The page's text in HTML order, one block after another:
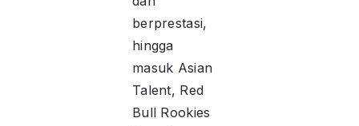
berprestasi,
hingga
masuk Asian
Talent, Red
Bull Rookies